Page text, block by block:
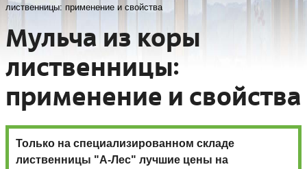
лиственницы: применение и свойства
Мульча из коры
лиственницы:
применение и свойства
Только на специализированном складе
лиственницы "А-Лес" лучшие цены на